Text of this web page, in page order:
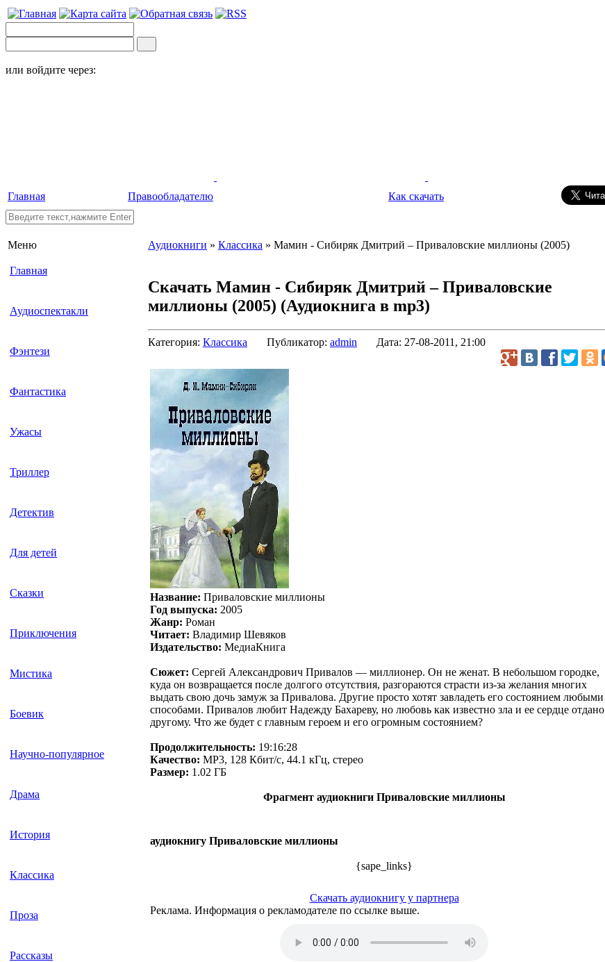
или войдите через:
Главная Правообладателю Как скачать
Меню
Главная
Аудиоспектакли
Фэнтези
Фантастика
Ужасы
Триллер
Детектив
Для детей
Сказки
Приключения
Мистика
Боевик
Научно-популярное
Драма
История
Классика
Проза
Рассказы
Аудиокниги » Классика » Мамин - Сибиряк Дмитрий – Приваловские миллионы (2005)
Скачать Мамин - Сибиряк Дмитрий – Приваловские
миллионы (2005) (Аудиокнига в mp3)
Категория: Классика Публикатор: admin Дата: 27-08-2011, 21:00
Название: Приваловские миллионы
Год выпуска: 2005
Жанр: Роман
Читает: Владимир Шевяков
Издательство: МедиаКнига
Сюжет: Сергей Александрович Привалов — миллионер. Он не женат. В небольшом городке,
куда он возвращается после долгого отсутствия, разгораются страсти из-за желания многих
выдать свою дочь замуж за Привалова. Другие просто хотят завладеть его состоянием любыми
способами. Привалов любит Надежду Бахареву, но любовь как известно зла и ее сердце отдано
другому. Что же будет с главным героем и его огромным состоянием?
Продолжительность: 19:16:28
Качество: MP3, 128 Кбит/с, 44.1 кГц, стерео
Размер: 1.02 ГБ
Фрагмент аудиокниги Приваловские миллионы
аудиокнигу Приваловские миллионы
{sape_links}
Скачать аудиокнигу у партнера
Реклама. Информация о рекламодателе по ссылке выше.